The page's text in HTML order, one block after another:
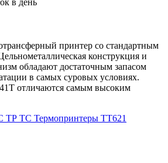
принтер со стандартным
конструкция и
обладают достаточным запасом
в самых суровых условиях.
отличаются самым высоким
ТР ТС Термопринтеры TT621